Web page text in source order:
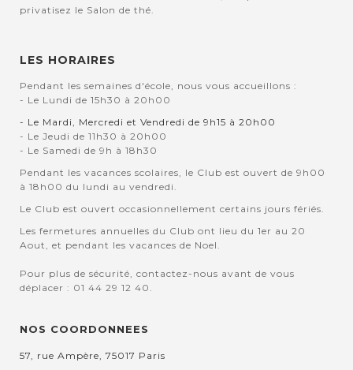
privatisez le Salon de thé.
LES HORAIRES
Pendant les semaines d'école, nous vous accueillons :
- Le Lundi de 15h30 à 20h00
- Le Mardi, Mercredi et Vendredi de 9h15 à 20h00
- Le Jeudi de 11h30 à 20h00
- Le Samedi de 9h à 18h30
Pendant les vacances scolaires, le Club est ouvert de 9h00
à 18h00 du lundi au vendredi.
Le Club est ouvert occasionnellement certains jours fériés.
Les fermetures annuelles du Club ont lieu du 1er au 20
Aout, et pendant les vacances de Noel.
Pour plus de sécurité, contactez-nous avant de vous
déplacer : 01 44 29 12 40.
NOS COORDONNEES
57, rue Ampère, 75017 Paris